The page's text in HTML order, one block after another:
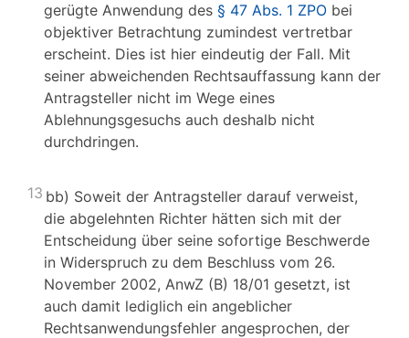
gerügte Anwendung des § 47 Abs. 1 ZPO bei
objektiver Betrachtung zumindest vertretbar
erscheint. Dies ist hier eindeutig der Fall. Mit
seiner abweichenden Rechtsauffassung kann der
Antragsteller nicht im Wege eines
Ablehnungsgesuchs auch deshalb nicht
durchdringen.
13 bb) Soweit der Antragsteller darauf verweist,
die abgelehnten Richter hätten sich mit der
Entscheidung über seine sofortige Beschwerde
in Widerspruch zu dem Beschluss vom 26.
November 2002, AnwZ (B) 18/01 gesetzt, ist
auch damit lediglich ein angeblicher
Rechtsanwendungsfehler angesprochen, der